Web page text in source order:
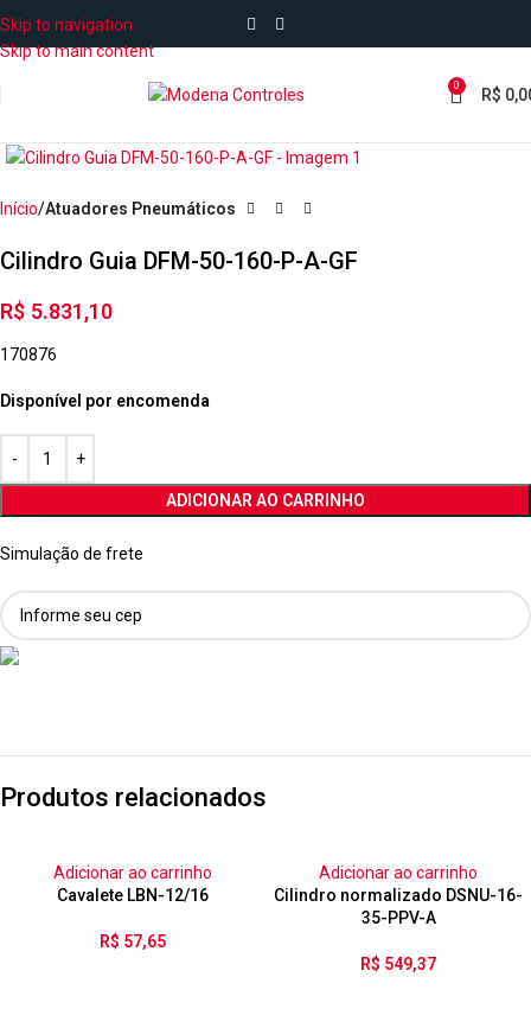
Skip to navigation
Skip to main content
0 R$
Início Atuadores Pneumáticos
Cilindro Guia DFM-50-160-P-A-GF
R$ 5.831,10
170876
Disponível por encomenda
ADICIONAR AO CARRINHO
Simulação de frete
Produtos relacionados
Adicionar ao carrinho
Cavalete LBN-12/16
R$ 57,65
Adicionar ao carrinho
Cilindro normalizado DSNU-16-
35-PPV-A
R$ 549,37